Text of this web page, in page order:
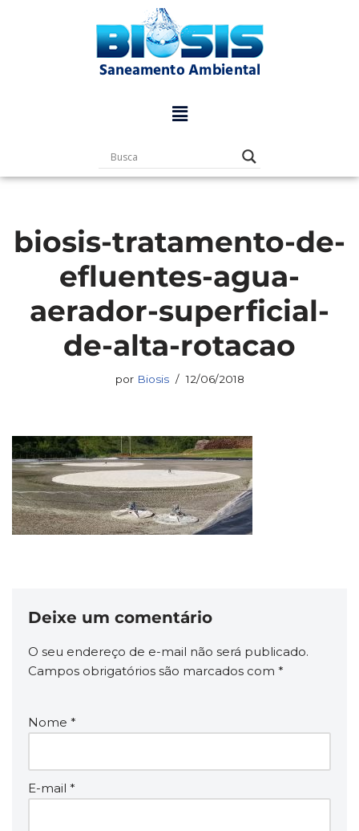
biosis-tratamento-de-
efluentes-agua-
aerador-superficial-
de-alta-rotacao
por Biosis 12/06/2018
Deixe um comentário
O seu endereço de e-mail não será publicado.
Campos obrigatórios são marcados com *
Nome *
E-mail *